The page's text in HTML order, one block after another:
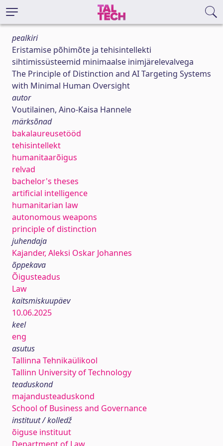
pealkiri
Eristamise põhimõte ja tehisintellekti
sihtimissüsteemid minimaalse inimjärelevalvega
The Principle of Distinction and AI Targeting Systems
with Minimal Human Oversight
autor
Voutilainen, Aino-Kaisa Hannele
märksõnad
bakalaureusetööd
tehisintellekt
humanitaarõigus
relvad
bachelor's theses
artificial intelligence
humanitarian law
autonomous weapons
principle of distinction
juhendaja
Kajander, Aleksi Oskar Johannes
õppekava
Õigusteadus
Law
kaitsmiskuupäev
10.06.2025
keel
eng
asutus
Tallinna Tehnikaülikool
Tallinn University of Technology
teaduskond
majandusteaduskond
School of Business and Governance
instituut / kolledž
õiguse instituut